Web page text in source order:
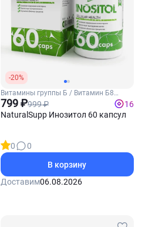
-20%
Витамины группы Б / Витамин Б8
(Инозитол)
799 ₽999 ₽
16
NaturalSupp Инозитол 60 капсул
0
0
В корзину
Доставим06.08.2026